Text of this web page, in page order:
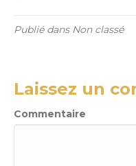
Publié dans Non classé
Laissez un
Commentaire